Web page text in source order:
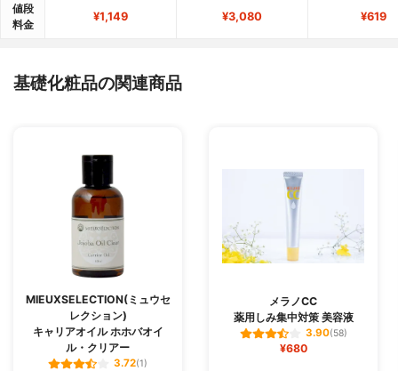
値段
料金
¥1,149 ¥3,080 ¥619
基礎化粧品の関連商品
MIEUXSELECTION(ミュウセ
レクション)
キャリアオイル ホホバオイ
ル・クリアー
3.72(1)
メラノCC
薬用しみ集中対策 美容液
3.90(58)
¥680